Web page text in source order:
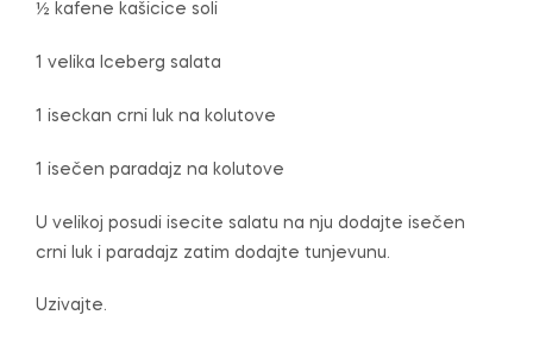
½ kafene kašicice soli
1 velika Iceberg salata
1 iseckan crni luk na kolutove
1 isečen paradajz na kolutove
U velikoj posudi isecite salatu na nju dodajte isečen
crni luk i paradajz zatim dodajte tunjevunu.
Uzivajte.